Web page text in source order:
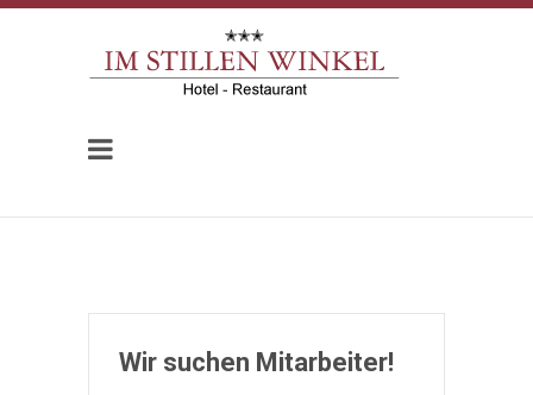
Wir suchen Mitarbeiter!